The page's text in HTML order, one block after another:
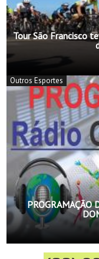
Tour São Francisco
Outros Esportes
PROGRAMAÇÃO